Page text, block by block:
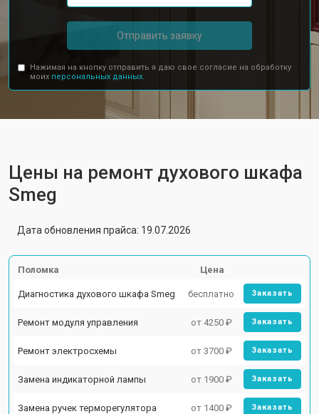
Отправить заявку
Нажимая на кнопку отправить я даю свое согласие на обработку
моих персональных данных.
Цены на ремонт духового шкафа
Smeg
Дата обновления прайса: 19.07.2026
Поломка Цена
Диагностика духового шкафа Smeg бесплатно Заказать
Ремонт модуля управления от 4250 ₽ Заказать
Ремонт электросхемы от 3700 ₽ Заказать
Замена индикаторной лампы от 1900 ₽ Заказать
Замена ручек терморегулятора от 1400 ₽ Заказать